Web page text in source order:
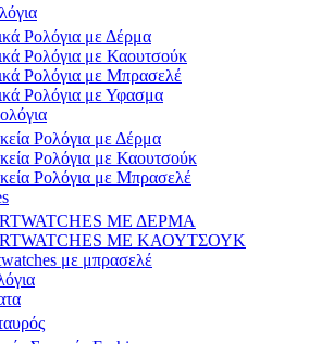
Ρολόγια με Δέρμα
Ρολόγια με Καουτσούκ
Ρολόγια με Μπρασελέ
Ρολόγια με Υφασμα
Ρολόγια με Δέρμα
Ρολόγια με Καουτσούκ
Ρολόγια με Μπρασελέ
ΜΕ ΔΕΡΜΑ
ΜΕ ΚΑΟΥΤΣΟΥΚ
με μπρασελέ